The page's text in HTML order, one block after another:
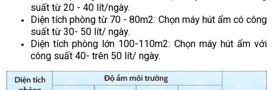
suất từ 20 - 40 lít/ngày.
Diện tích phòng từ 70 - 80m2: Chọn máy hút ẩm có công
suất từ 30- 50 lít/ ngày.
Diện tích phòng lớn 100-110m2: Chọn máy hút ẩm với
công suất 40- trên 50 lít/ ngày.